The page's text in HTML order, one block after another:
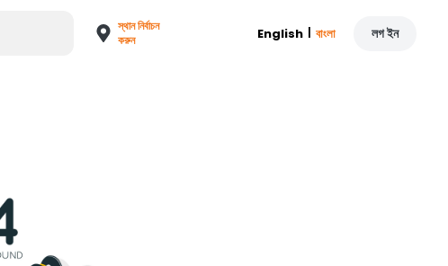
স্থান নির্বাচন
করুন
English | বাংলা লগ ইন